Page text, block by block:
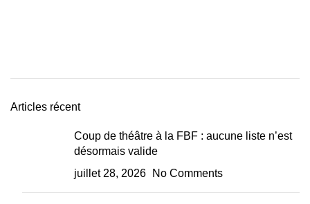
Articles récent
Coup de théâtre à la FBF : aucune liste n’est
désormais valide
juillet 28, 2026
No Comments